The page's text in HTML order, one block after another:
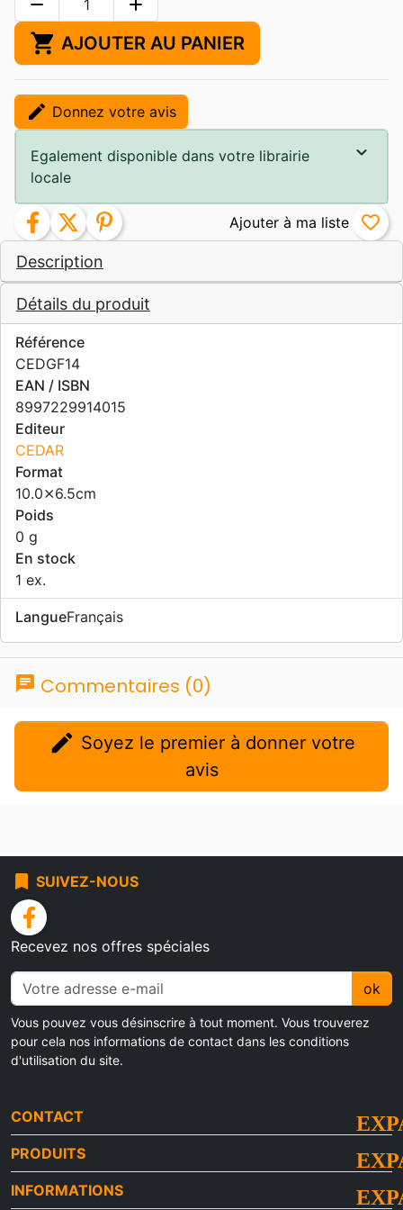
Description
Détails du produit
Référence
CEDGF14
EAN / ISBN
8997229914015
Editeur
CEDAR
Format
10.0⨯6.5cm
Poids
0 g
En stock
1 ex.
LangueFrançais
remove add
shopping_cart AJOUTER AU PANIER
edit Donnez votre avis
Egalement disponible dans votre librairie
locale
facebook twitter pinterest favorite_border
chat Commentaires (0)
edit
avis
bookmark SUIVEZ-NOUS
facebook
Recevez nos offres spéciales
ok
Vous pouvez vous désinscrire à tout moment. Vous trouverez
pour cela nos informations de contact dans les conditions
d'utilisation du site.
CONTACT
PRODUITS
INFORMATIONS